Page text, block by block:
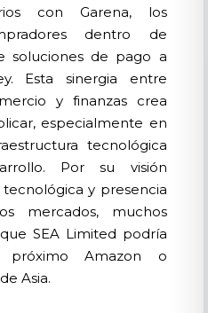
con Garena, los
dentro de
soluciones de pago a
Esta sinergia entre
y finanzas crea
especialmente en
tecnológica
Por su visión
y presencia
mercados, muchos
SEA Limited podría
Amazon o
Asia.